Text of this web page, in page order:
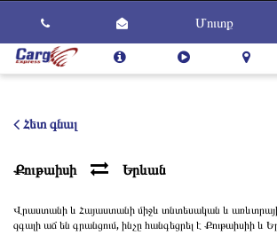
Մուտք
Ծառայություններ
Կարիերա
Հետ գնալ
Քութաիսի Երևան
Վրաստանի և Հայաստանի միջև տնտեսական և առևտրային
զգալի աճ են գրանցում, ինչը հանգեցրել է Քութաիսիի և